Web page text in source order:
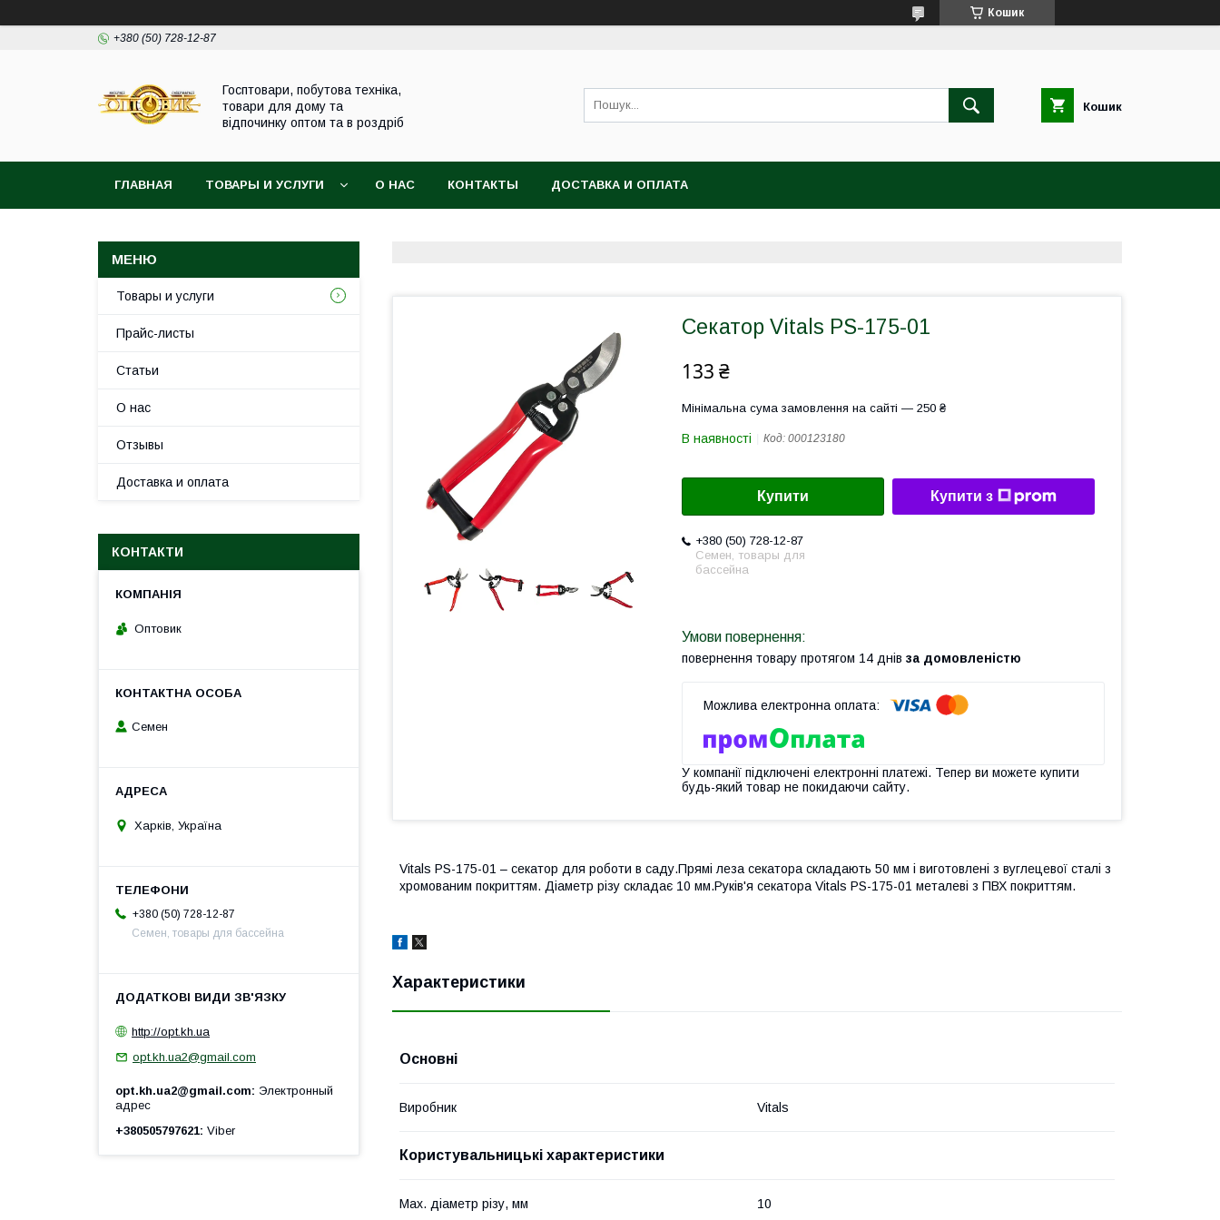
Кошик
+380 (50) 728-12-87
Госптовари, побутова техніка,
товари для дому та
відпочинку оптом та в роздріб
Кошик
ГЛАВНАЯ ТОВАРЫ И УСЛУГИ О НАС КОНТАКТЫ ДОСТАВКА И ОПЛАТА
Секатор Vitals PS-175-01
133 ₴
Мінімальна сума замовлення на сайті — 250 ₴
В наявності Код: 000123180
Купити Купити з
+380 (50) 728-12-87
Семен, товары для
бассейна
повернення товару протягом 14 днів за домовленістю
У компанії підключені електронні платежі. Тепер ви можете купити
будь-який товар не покидаючи сайту.
Vitals PS-175-01 – секатор для роботи в саду.Прямі леза секатора складають 50 мм і виготовлені з вуглецевої сталі з
хромованим покриттям. Діаметр різу складає 10 мм.Руків'я секатора Vitals PS-175-01 металеві з ПВХ покриттям.
Характеристики
Основні
Виробник Vitals
Користувальницькі характеристики
Max. діаметр різу, мм 10
Товары и услуги
Прайс-листы
Статьи
О нас
Отзывы
Доставка и оплата
КОНТАКТИ
Оптовик
Семен
Харків, Україна
+380 (50) 728-12-87
Семен, товары для бассейна
http://opt.kh.ua
opt.kh.ua2@gmail.com
opt.kh.ua2@gmail.com
Электронный
адрес
+380505797621 Viber